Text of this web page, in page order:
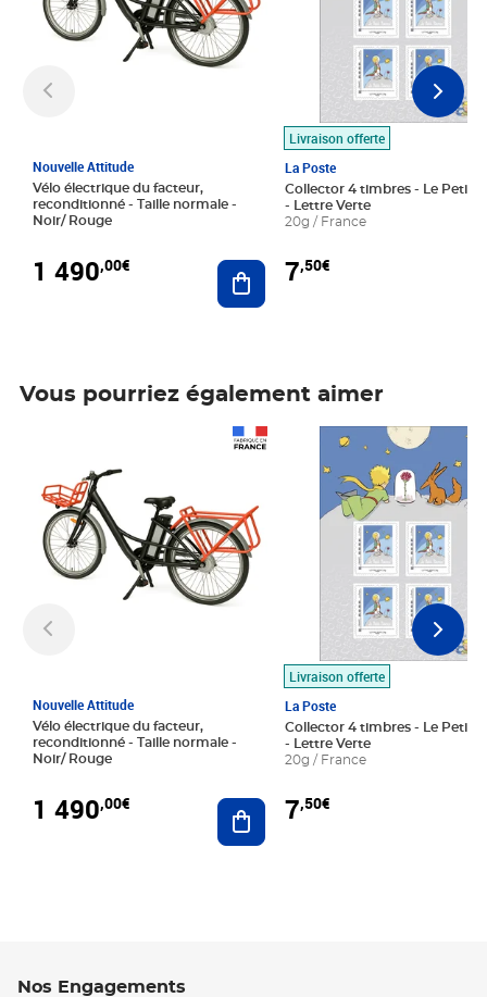
Nouvelle Attitude
Vélo électrique du facteur,
reconditionné - Taille normale -
Noir/ Rouge
1 490,00€ Ajouter au panier
Livraison offerte
La Poste
Collector 4 timbres - Le Petit
- Lettre Verte
20g / France
7,50€
Vous pourriez également aimer
Nouvelle Attitude
Vélo électrique du facteur,
reconditionné - Taille normale -
Noir/ Rouge
1 490,00€ Ajouter au panier
Livraison offerte
La Poste
Collector 4 timbres - Le Petit
- Lettre Verte
20g / France
7,50€
Prix 7,50€
Nos Engagements